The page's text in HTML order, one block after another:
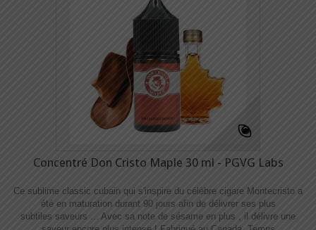
Concentré Don Cristo Maple 30 ml - PGVG Labs
Ce sublime classic cubain qui s'inspire du célèbre cigare Montecristo a
été en maturation durant 90 jours afin de délivrer ses plus
subtiles saveurs ... Avec sa note de sésame en plus , il délivre une